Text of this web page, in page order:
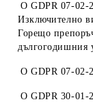
OGDPR 07-02-
Изключително
Горещо
OGDPR 07-02-
OGDPR 30-01-